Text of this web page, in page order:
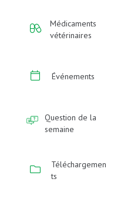
Médicaments
vétérinaires
Événements
Question de la
semaine
Téléchargemen
ts